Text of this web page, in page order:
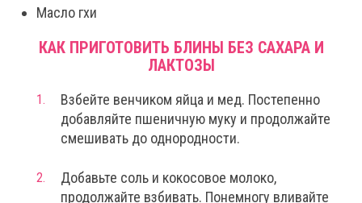
Масло гхи
КАК ПРИГОТОВИТЬ БЛИНЫ БЕЗ САХАРА И
ЛАКТОЗЫ
Взбейте венчиком яйца и мед. Постепенно
добавляйте пшеничную муку и продолжайте
смешивать до однородности.
Добавьте соль и кокосовое молоко,
продолжайте взбивать. Понемногу вливайте